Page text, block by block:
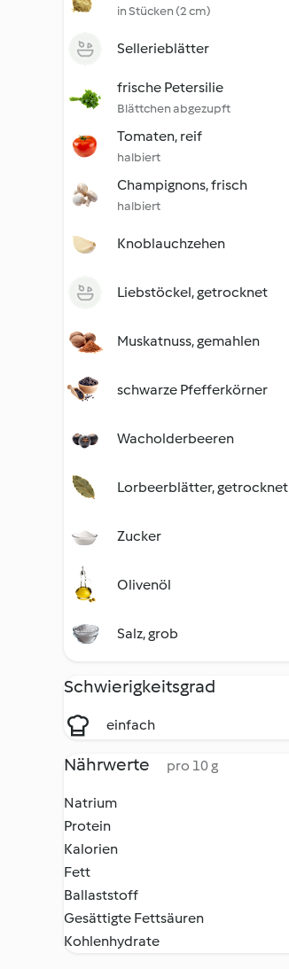
in Stücken (2 cm)
Sellerieblätter
frische Petersilie
Blättchen abgezupft
Tomaten, reif
halbiert
Champignons, frisch
halbiert
Knoblauchzehen
Liebstöckel, getrocknet
Muskatnuss, gemahlen
schwarze Pfefferkörner
Wacholderbeeren
Lorbeerblätter, getrocknet
Zucker
Olivenöl
Salz, grob
Schwierigkeitsgrad
einfach
Nährwerte pro 10 g
Natrium
Protein
Kalorien
Fett
Ballaststoff
Gesättigte Fettsäuren
Kohlenhydrate